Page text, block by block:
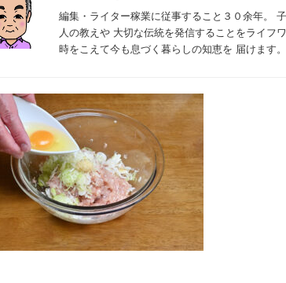
編集・ライター稼業に従事すること３０余年。
人の教えや 大切な伝統を発信することをライフ
時をこえて今も息づく暮らしの知恵を 届けます。